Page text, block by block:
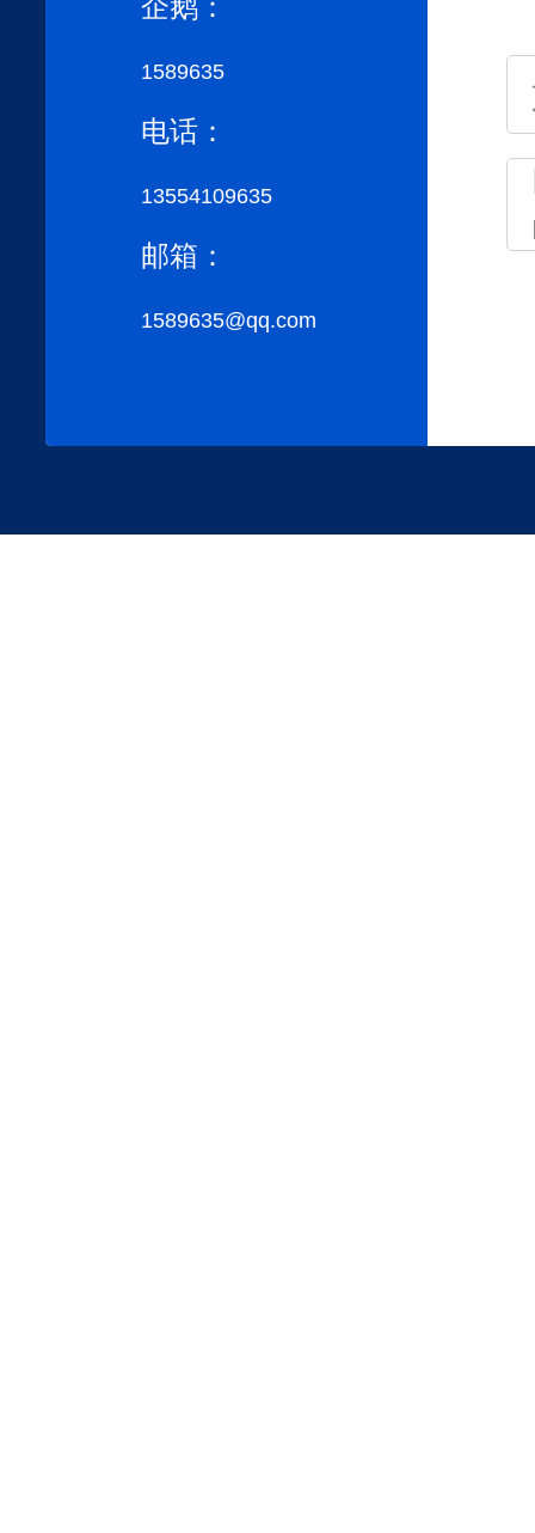
企鹅：
1589635
电话：
13554109635
邮箱：
1589635@qq.com